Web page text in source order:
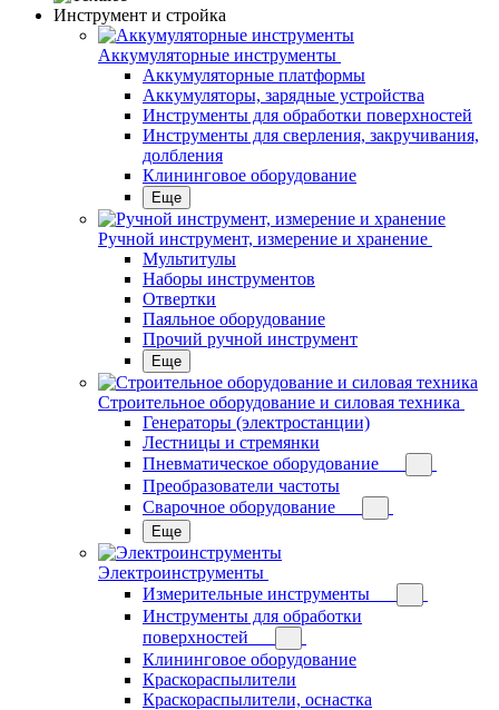
Инструмент и стройка
Аккумуляторные инструменты
Аккумуляторные платформы
Аккумуляторы, зарядные устройства
Инструменты для обработки поверхностей
Инструменты для сверления, закручивания,
долбления
Клининговое оборудование
Еще
Ручной инструмент, измерение и хранение
Мультитулы
Наборы инструментов
Отвертки
Паяльное оборудование
Прочий ручной инструмент
Еще
Строительное оборудование и силовая техника
Генераторы (электростанции)
Лестницы и стремянки
Пневматическое оборудование
Преобразователи частоты
Сварочное оборудование
Еще
Электроинструменты
Измерительные инструменты
Инструменты для обработки
поверхностей
Клининговое оборудование
Краскораспылители
Краскораспылители, оснастка